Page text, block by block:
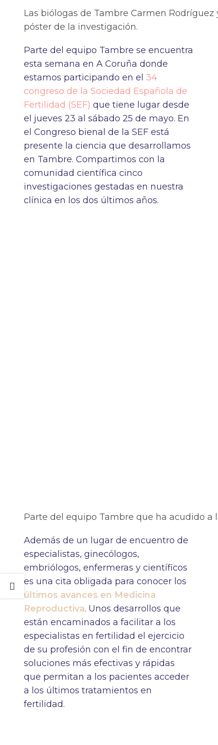
Las biólogas de Tambre Carmen
póster de la investigación.
Parte del equipo Tambre se encuentra
esta semana en A Coruña donde
estamos participando en el 34
congreso de la Sociedad Española de
Fertilidad (SEF) que tiene lugar desde
el jueves 23 al sábado 25 de mayo. En
el Congreso bienal de la SEF está
presente la ciencia que desarrollamos
en Tambre. Compartimos con la
comunidad científica cinco
investigaciones gestadas en nuestra
clínica en los dos últimos años.
Parte del equipo Tambre que ha acudido a
Además de un lugar de encuentro de
especialistas, ginecólogos,
embriólogos, enfermeras y científicos
es una cita obligada para conocer los
últimos avances en Medicina
Reproductiva. Unos desarrollos que
están encaminados a facilitar a los
especialistas en fertilidad el ejercicio
de su profesión con el fin de encontrar
soluciones más efectivas y rápidas
que permitan a los pacientes acceder
a los últimos tratamientos en
fertilidad.